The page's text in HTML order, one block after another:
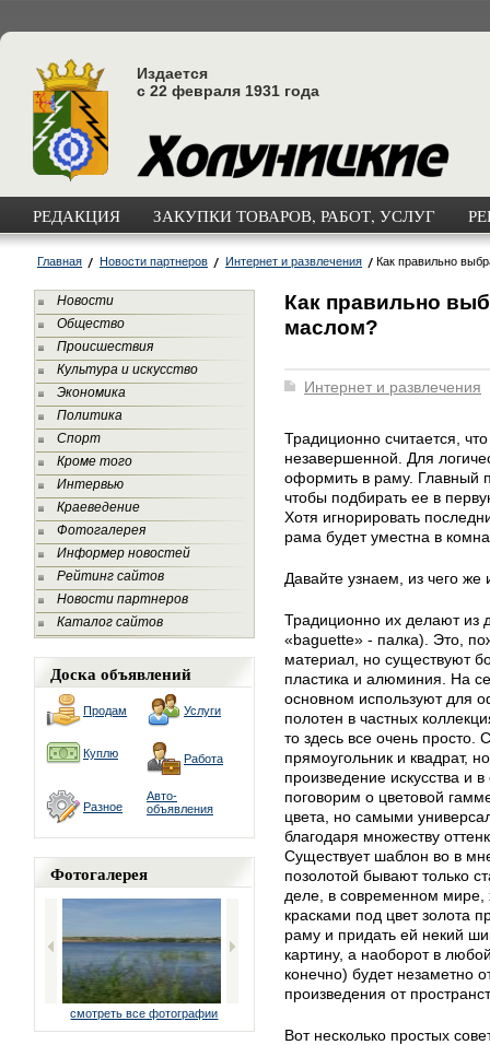
Издается
с 22 февраля 1931 года
РЕДАКЦИЯ ЗАКУПКИ ТОВАРОВ, РАБОТ, УСЛУГ
Главная Новости партнеров Интернет и развлечения Как правильно
Новости
Общество
Происшествия
Культура и искусство
Экономика
Политика
Спорт
Кроме того
Интервью
Краеведение
Фотогалерея
Информер новостей
Рейтинг сайтов
Новости партнеров
Каталог сайтов
Доска объявлений
Продам Услуги
Куплю Работа
Разное
Авто-
объявления
Фотогалерея
смотреть все фотографии
Как правильно
маслом?
Интернет и развлечения
Традиционно считается,
незавершенной. Для
оформить в раму. Главный
чтобы подбирать ее в
Хотя игнорировать
рама будет уместна в
Давайте узнаем, из чего
Традиционно их делают из
«baguette» - палка). Это,
материал, но существуют
пластика и алюминия. На
основном используют для
полотен в частных
то здесь все очень
прямоугольник и квадрат,
произведение искусства и
поговорим о цветовой
цвета, но самыми
благодаря множеству
Существует шаблон во в
позолотой бывают только
деле, в современном мире,
красками под цвет золота
раму и придать ей некий
картину, а наоборот в
конечно) будет незаметно
произведения от
Вот несколько простых